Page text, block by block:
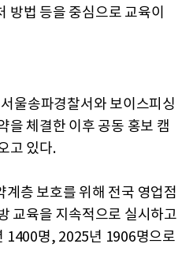
방법 등을 중심으로 교육이
울송파경찰서와 보이스피싱
을 체결한 이후 공동 홍보 캠
고 있다.
층 보호를 위해 전국 영업점
교육을 지속적으로 실시하고
1400명, 2025년 1906명으로